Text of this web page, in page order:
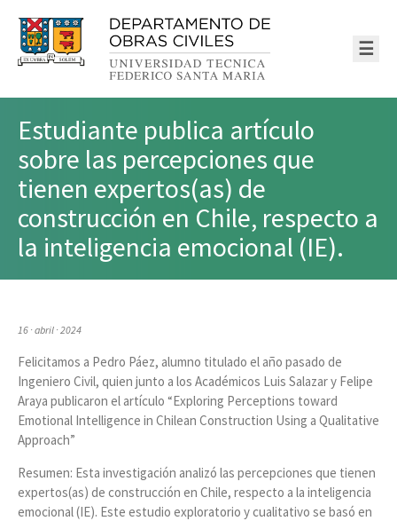
☰
Estudiante publica artículo
sobre las percepciones que
tienen expertos(as) de
construcción en Chile, respecto a
la inteligencia emocional (IE).
16 · abril · 2024
Felicitamos a Pedro Páez, alumno titulado el año pasado de
Ingeniero Civil, quien junto a los Académicos Luis Salazar y Felipe
Araya publicaron el artículo “Exploring Perceptions toward
Emotional Intelligence in Chilean Construction Using a Qualitative
Approach”
Resumen: Esta investigación analizó las percepciones que tienen
expertos(as) de construcción en Chile, respecto a la inteligencia
emocional (IE). Este estudio exploratorio y cualitativo se basó en